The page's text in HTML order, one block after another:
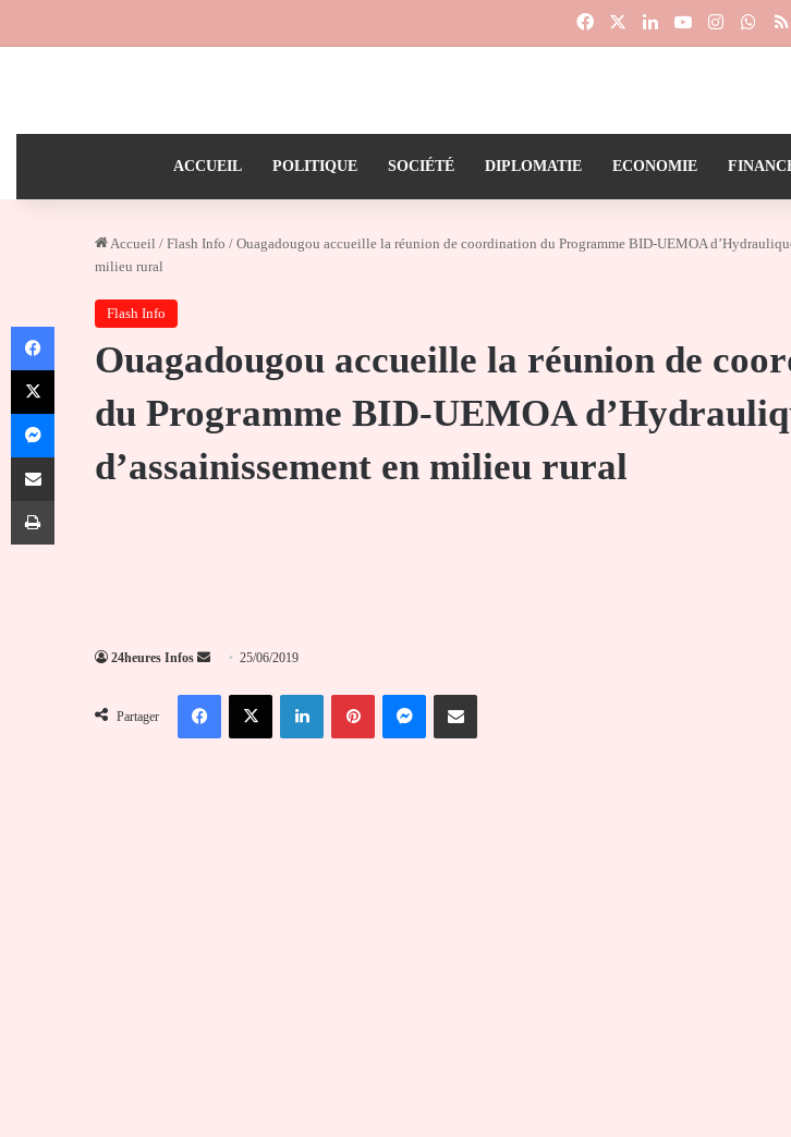
FacebookLinkedinYouTubeInstagram
ACCUEIL POLITIQUE SOCIÉTÉ DIPLOMATIE ECONOMIE
Accueil / Flash Info / Ouagadougou accueille la réunion de coordination du Programme BID-UEMOA
milieu rural
Flash Info
Ouagadougou accueille la réunion de
du Programme BID-UEMOA
d’assainissement en milieu rural
24heures Infos
Envoyer
courriel
25/06/2019
Partager
FacebookX LinkedinPinterestMessengerPartager par email
Facebook
X
Messenger
Partager par email